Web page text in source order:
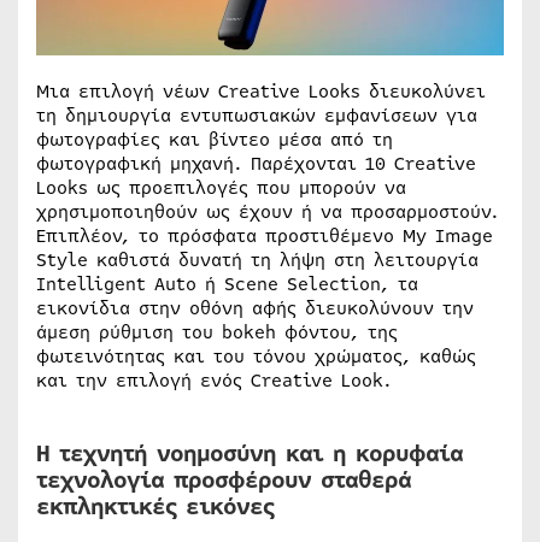
Μια επιλογή νέων Creative Looks διευκολύνει
τη δημιουργία εντυπωσιακών εμφανίσεων για
φωτογραφίες και βίντεο μέσα από τη
φωτογραφική μηχανή. Παρέχονται 10 Creative
Looks ως προεπιλογές που μπορούν να
χρησιμοποιηθούν ως έχουν ή να προσαρμοστούν.
Επιπλέον, το πρόσφατα προστιθέμενο My Image
Style καθιστά δυνατή τη λήψη στη λειτουργία
Intelligent Auto ή Scene Selection, τα
εικονίδια στην οθόνη αφής διευκολύνουν την
άμεση ρύθμιση του bokeh φόντου, της
φωτεινότητας και του τόνου χρώματος, καθώς
και την επιλογή ενός Creative Look.
Η τεχνητή νοημοσύνη και η κορυφαία
τεχνολογία προσφέρουν σταθερά
εκπληκτικές εικόνες